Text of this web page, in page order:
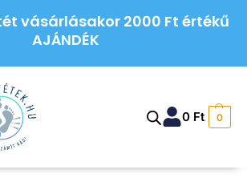
vásárlásakor 2000 Ft értékű
AJÁNDÉK
0 Ft 0